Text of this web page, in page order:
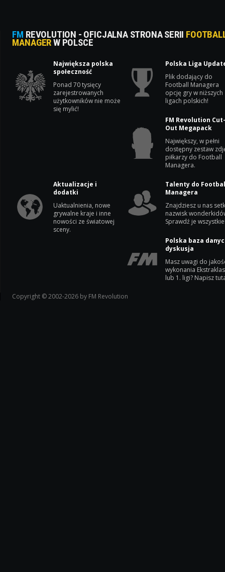
FM REVOLUTION - OFICJALNA STRONA SERII
MANAGERW POLSCE
Największa polska
społeczność
Ponad 70 tysięcy
zarejestrowanych
użytkowników nie może
się mylić!
Polska Liga
Plik dodający do
Football Managera
opcję gry w niższych
ligach polskich!
FM Revolution
Out Megapack
Największy, w pełni
dostępny zestaw
piłkarzy do Football
Managera.
Aktualizacje i
dodatki
Uaktualnienia, nowe
grywalne kraje i inne
nowości ze światowej
sceny.
Talenty do
Managera
Znajdziesz u nas
nazwisk
Sprawdź je
Polska baza
dyskusja
Masz uwagi do
wykonania
lub 1. ligi? Napisz
Copyright © 2002-2026 by FM Revolution